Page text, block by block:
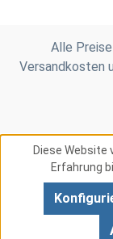
Alle
Versandkosten
Diese Website
Erfahrung